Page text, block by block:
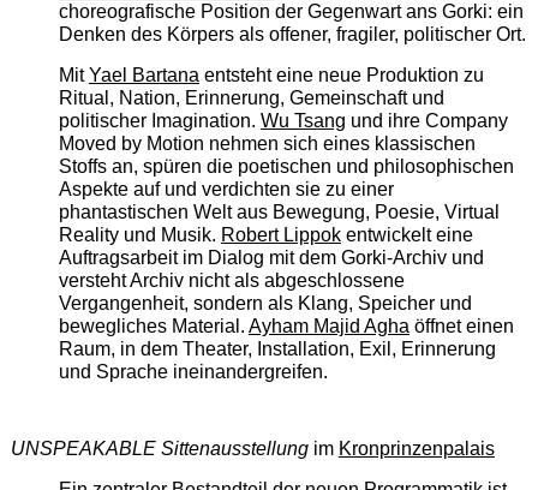
choreografische Position der Gegenwart ans Gorki: ein
Denken des Körpers als offener, fragiler, politischer Ort.
MitYael Bartanaentsteht eine neue Produktion zu
Ritual, Nation, Erinnerung, Gemeinschaft und
politischer Imagination. Wu Tsang und ihre Company
Moved by Motion nehmen sich eines klassischen
Stoffs an, spüren die poetischen und philosophischen
Aspekte auf und verdichten sie zu einer
phantastischen Welt aus Bewegung, Poesie, Virtual
Reality und Musik. Robert Lippokentwickelt eine
Auftragsarbeit im Dialog mit dem Gorki-Archiv und
versteht Archiv nicht als abgeschlossene
Vergangenheit, sondern als Klang, Speicher und
bewegliches Material. Ayham Majid Aghaöffnet einen
Raum, in dem Theater, Installation, Exil, Erinnerung
und Sprache ineinandergreifen.
UNSPEAKABLE Sittenausstellungim Kronprinzenpalais